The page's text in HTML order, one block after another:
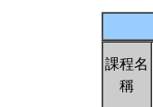
課程名
稱